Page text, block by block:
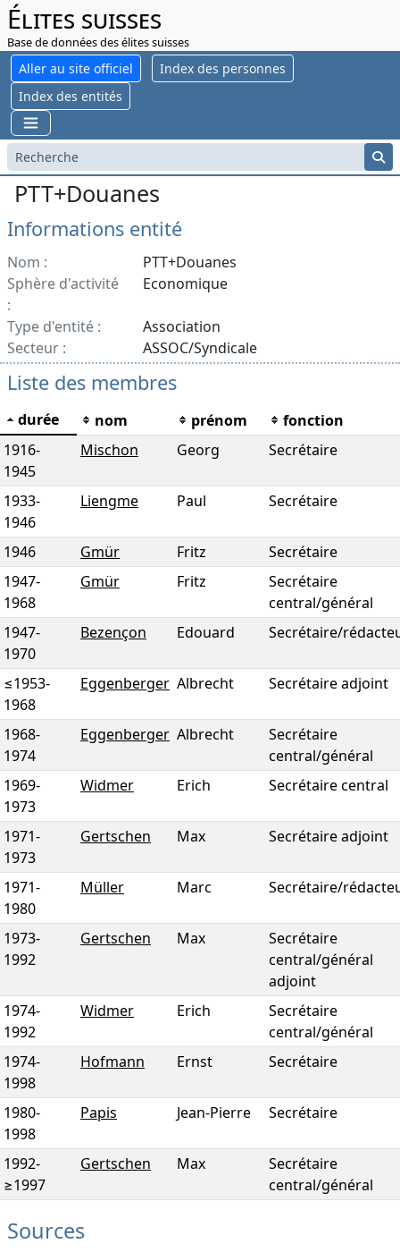
Élites suisses
Base de données des élites suisses
Aller au site officiel
Index des personnes
Index des entités
PTT+Douanes
Informations entité
Nom :
PTT+Douanes
Sphère d'activité
:
Economique
Type d'entité :
Association
Secteur :
ASSOC/Syndicale
Liste des membres
durée nom prénom
fonction
1916-
1945
Mischon Georg Secrétaire
1933-
1946
Liengme Paul Secrétaire
1946 Gmür Fritz
Secrétaire
1947-
1968
Gmür Fritz
Secrétaire
central/général
1947-
1970
Bezençon Edouard Secrétaire/
≤1953-
1968
Eggenberger Albrecht Secrétaire adjoint
1968-
1974
Eggenberger Albrecht
Secrétaire
central/général
1969-
1973
Widmer Erich Secrétaire central
1971-
1973
Gertschen Max Secrétaire adjoint
1971-
1980
Müller Marc Secrétaire/
1973-
1992
Gertschen Max
Secrétaire
central/général
adjoint
1974-
1992
Widmer Erich
Secrétaire
central/général
1974-
1998
Hofmann Ernst Secrétaire
1980-
1998
Papis Jean-Pierre Secrétaire
1992-
≥1997
Gertschen Max
Secrétaire
central/général
Sources